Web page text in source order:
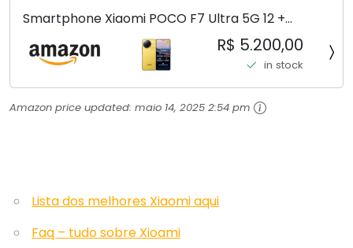
Smartphone Xiaomi POCO F7 Ultra 5G 12 +
256GB/16+512GB Processador Snapdragon 8 Elite
Top de Linha Chip VisionBoost D7 para Jogos
Pesados Tela Flow AMOLED 2K...
R$ 5.200,00
in stock
Amazon price updated: maio 14, 2025 2:54 pm
Lista dos melhores Xiaomi aqui
Faq – tudo sobre Xioami